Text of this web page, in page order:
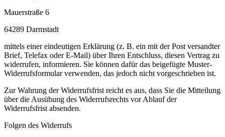
Mauerstraße 6
64289 Darmstadt
mittels einer eindeutigen Erklärung (z. B. ein mit der Post versandter
Brief, Telefax oder E-Mail) über Ihren Entschluss, diesen Vertrag zu
widerrufen, informieren. Sie können dafür das beigefügte Muster-
Widerrufsformular verwenden, das jedoch nicht vorgeschrieben ist.
Zur Wahrung der Widerrufsfrist reicht es aus, dass Sie die Mitteilung
über die Ausübung des Widerrufsrechts vor Ablauf der
Widerrufsfrist absenden.
Folgen des Widerrufs